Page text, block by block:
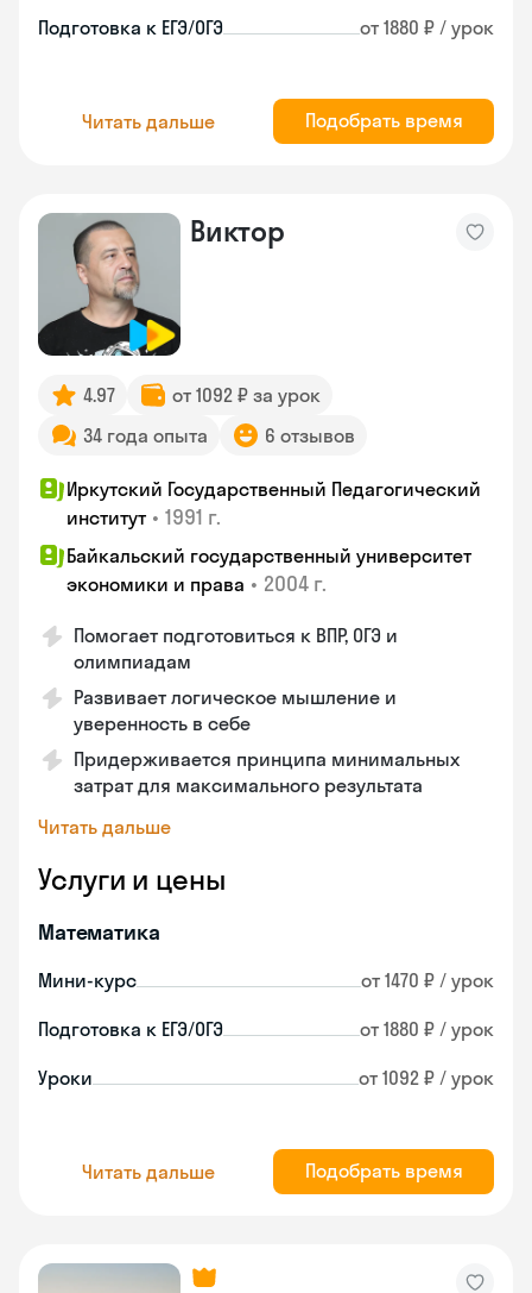
Подготовка к ЕГЭ/ОГЭ от 1880 ₽ / урок
Читать дальше Подобрать время
Виктор
4.97
от 1092 ₽ за урок
34 года опыта
6 отзывов
Иркутский Государственный Педагогический
институт • 1991 г.
Байкальский государственный университет
экономики и права • 2004 г.
Помогает подготовиться к ВПР, ОГЭ и
олимпиадам
Развивает логическое мышление и
уверенность в себе
Придерживается принципа минимальных
затрат для максимального результата
Читать дальше
Услуги и цены
Математика
Мини-курс от 1470 ₽ / урок
Подготовка к ЕГЭ/ОГЭ от 1880 ₽ / урок
Уроки от 1092 ₽ / урок
Читать дальше Подобрать время